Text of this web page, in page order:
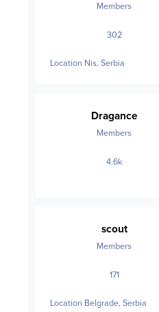
Members
302posts
Location Nis, Serbia
Dragance
Members
4.6kposts
scout
Members
171posts
Location Belgrade, Serbia